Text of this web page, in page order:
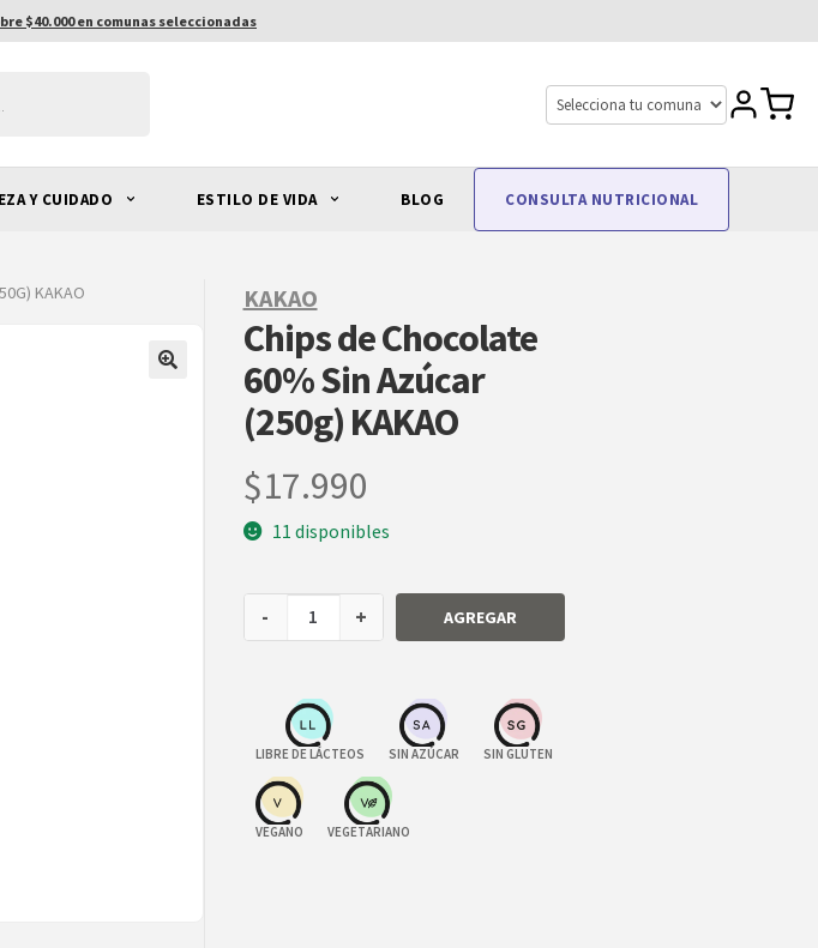
$40.000 en comunas seleccionadas
Y CUIDADO ESTILO DE VIDA BLOG CONSULTA NUTRICIONAL
KAKAO KAKAO
Chips de Chocolate
60% Sin Azúcar
(250g) KAKAO
$17.990
11 disponibles
- + AGREGAR
LIBRE DE LÁCTEOS SIN AZÚCAR SIN GLUTEN
VEGANO VEGETARIANO